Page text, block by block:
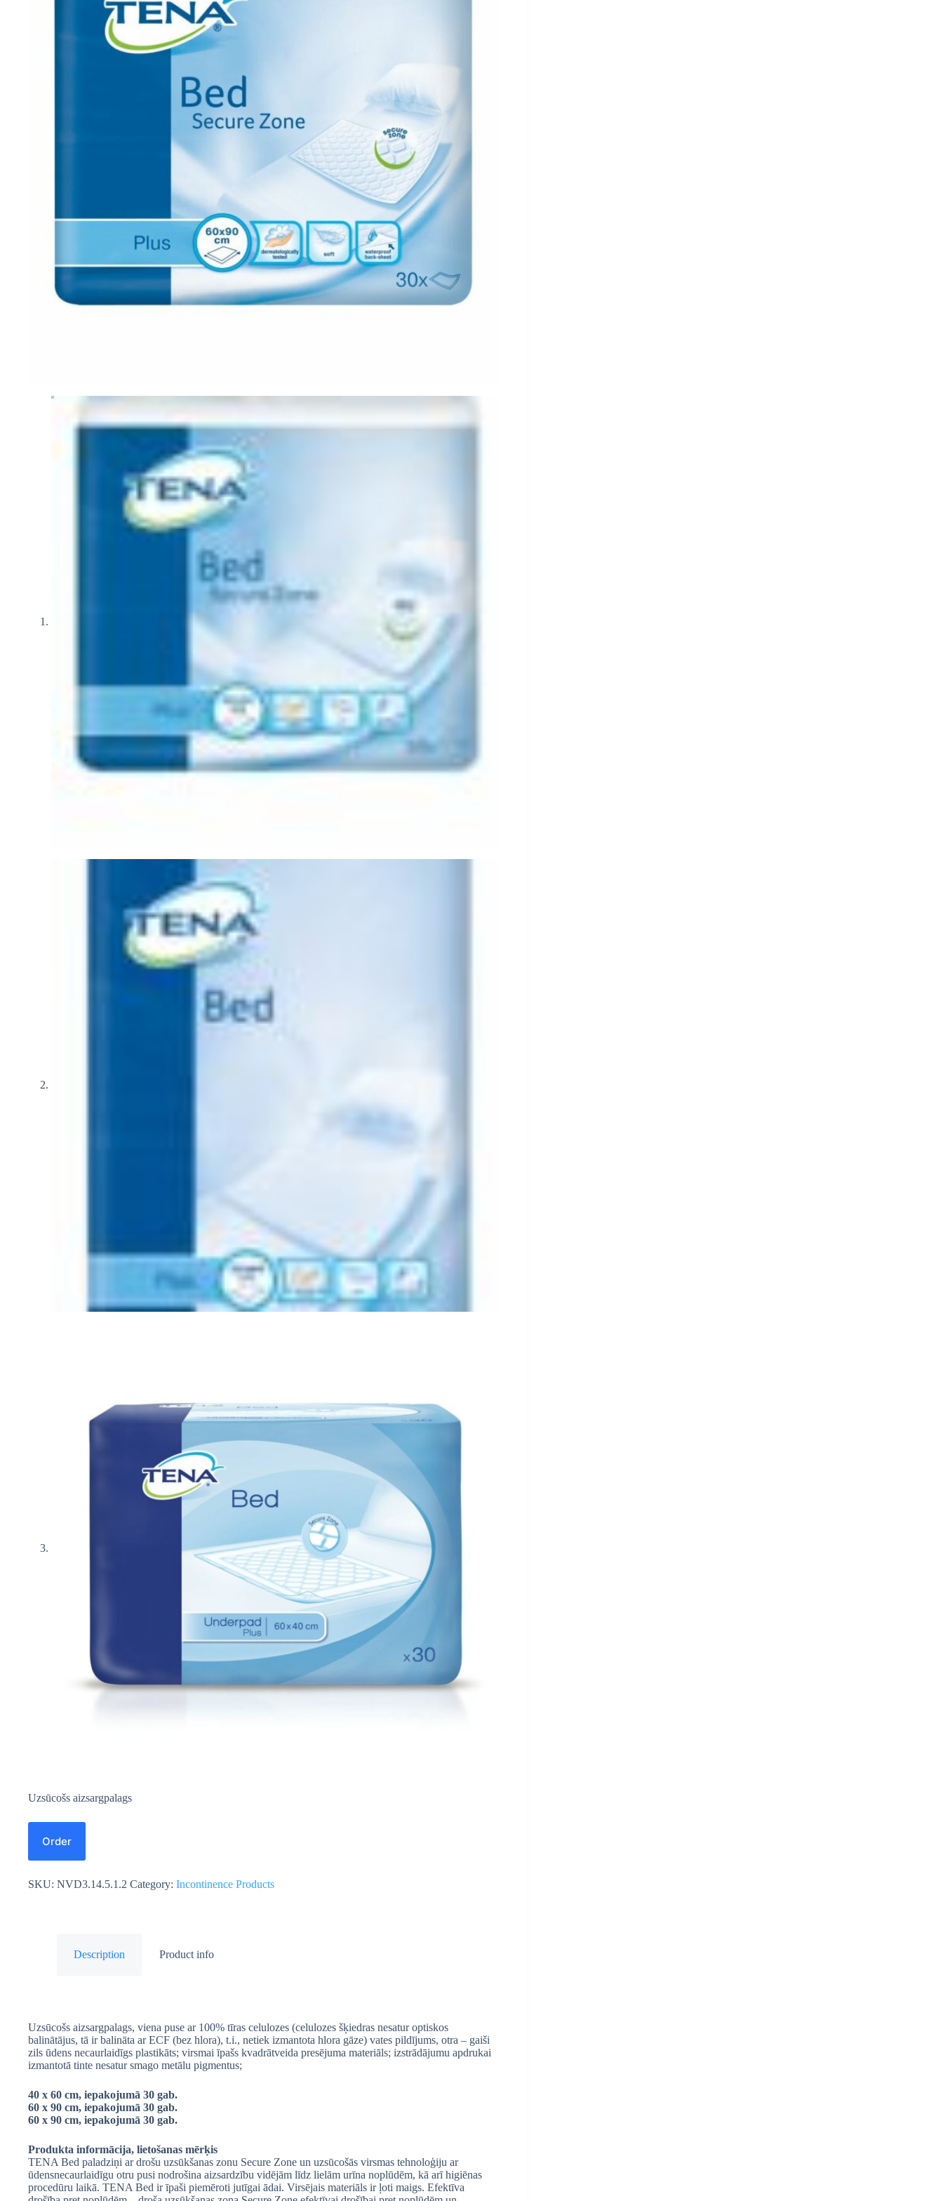
Uzsūcošs aizsargpalags
Order
SKU: NVD3.14.5.1.2 Category: Incontinence Products
Description Product info
Uzsūcošs aizsargpalags, viena puse ar 100% tīras celulozes (celulozes šķiedras nesatur optiskos
balinātājus, tā ir balināta ar ECF (bez hlora), t.i., netiek izmantota hlora gāze) vates pildījums, otra – gaiši
zils ūdens necaurlaidīgs plastikāts; virsmai īpašs kvadrātveida presējuma materiāls; izstrādājumu apdrukai
izmantotā tinte nesatur smago metālu pigmentus;
40 x 60 cm, iepakojumā 30 gab.
60 x 90 cm, iepakojumā 30 gab.
60 x 90 cm, iepakojumā 30 gab.
Produkta informācija, lietošanas mērķis
TENA Bed paladziņi ar drošu uzsūkšanas zonu Secure Zone un uzsūcošās virsmas tehnoloģiju ar
ūdensnecaurlaidīgu otru pusi nodrošina aizsardzību vidējām līdz lielām urīna noplūdēm, kā arī higiēnas
procedūru laikā. TENA Bed ir īpaši piemēroti jutīgai ādai. Virsējais materiāls ir ļoti maigs. Efektīva